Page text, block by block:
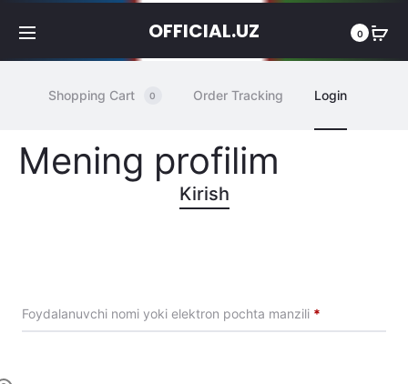
OFFICIAL.UZ 0
Shopping Cart 0 Order Tracking Login
Mening profilim
Kirish
Foydalanuvchi nomi yoki elektron pochta manzili *